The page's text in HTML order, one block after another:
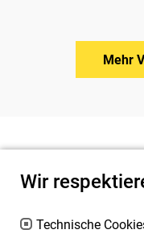
Mehr
Wir
Technische